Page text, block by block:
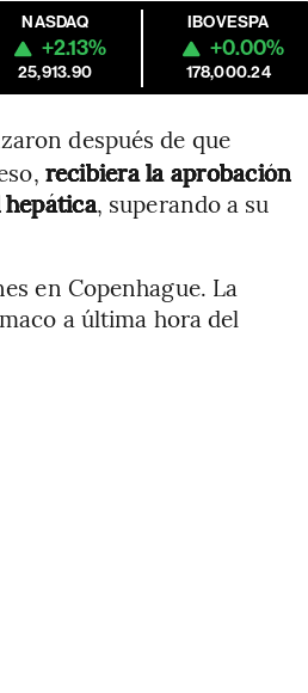
NASDAQ
+2.13%
25,913.90
IBOVESPA
+0.00%
178,000.24
después de que
recibiera la aprobación
, superando a su
en Copenhague. La
a última hora del